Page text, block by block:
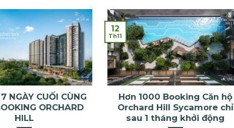
NGÀY CUỐI CÙNG
ORCHARD
HILL
Hơn 1000 Booking Căn hộ
Orchard Hill Sycamore chỉ
sau 1 tháng khởi động
12
Th11